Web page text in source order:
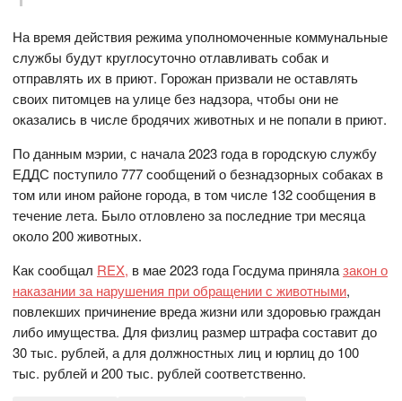
На время действия режима уполномоченные коммунальные
службы будут круглосуточно отлавливать собак и
отправлять их в приют. Горожан призвали не оставлять
своих питомцев на улице без надзора, чтобы они не
оказались в числе бродячих животных и не попали в приют.
По данным мэрии, с начала 2023 года в городскую службу
ЕДДС поступило 777 сообщений о безнадзорных собаках в
том или ином районе города, в том числе 132 сообщения в
течение лета. Было отловлено за последние три месяца
около 200 животных.
Как сообщал REX, в мае 2023 года Госдума принялазакон о
наказании за нарушения при обращении с животными,
повлекших причинение вреда жизни или здоровью граждан
либо имущества. Для физлиц размер штрафа составит до
30 тыс. рублей, а для должностных лиц и юрлиц до 100
тыс. рублей и 200 тыс. рублей соответственно.